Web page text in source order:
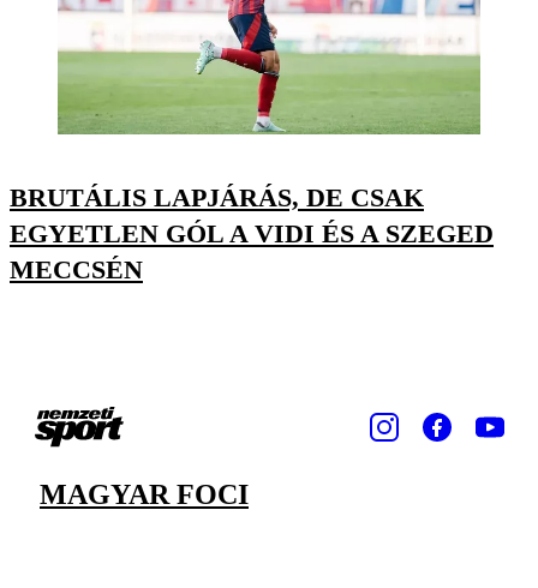
BRUTÁLIS LAPJÁRÁS, DE CSAK
EGYETLEN GÓL A VIDI ÉS A SZEGED
MECCSÉN
MAGYAR FOCI